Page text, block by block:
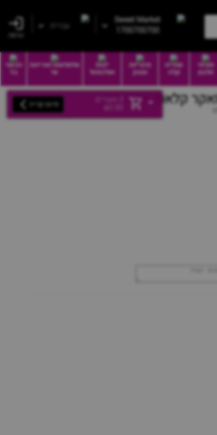
עברית
Sweet Market
1700700700
חטיפי
חלבון
שתייה
קלה
סיגריות
וטבק
יינות
ואלכוהול
סלסלאות ואריזות
שי
הכשר
בד
מוצרים
₪ סיום קנייה